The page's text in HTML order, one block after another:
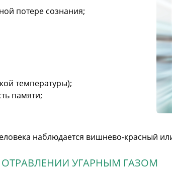
потере сознания;
температуры);
памяти;
наблюдается вишнево-красный
УГАРНЫМ ГАЗОМ